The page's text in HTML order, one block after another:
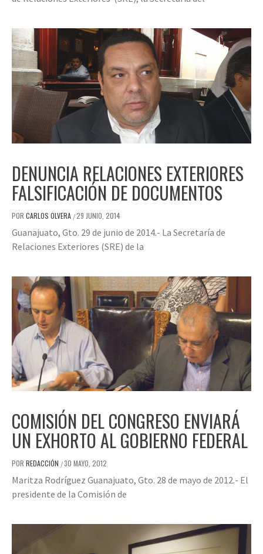
DENUNCIA RELACIONES EXTERIORES
FALSIFICACIÓN DE DOCUMENTOS
POR CARLOS OLVERA /29 JUNIO, 2014
Guanajuato, Gto. 29 de junio de 2014.- La Secretaría de
Relaciones Exteriores (SRE) de la
COMISIÓN DEL CONGRESO ENVIARÁ
UN EXHORTO AL GOBIERNO FEDERAL
POR REDACCIÓN /30 MAYO, 2012
Maritza Rodríguez Guanajuato, Gto. 28 de mayo de 2012.- El
presidente de la Comisión de